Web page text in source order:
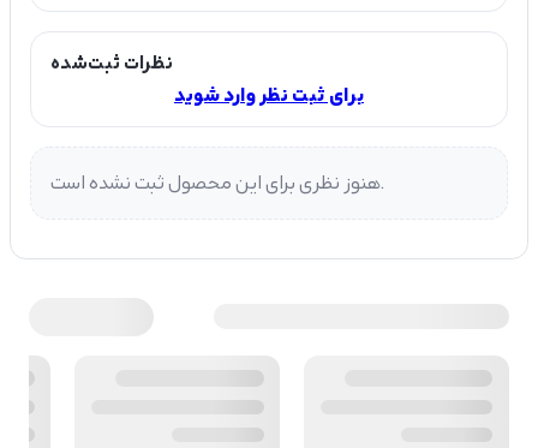
نظرات ثبت‌شده
برای ثبت نظر وارد شوید
هنوز نظری برای این محصول ثبت نشده است.